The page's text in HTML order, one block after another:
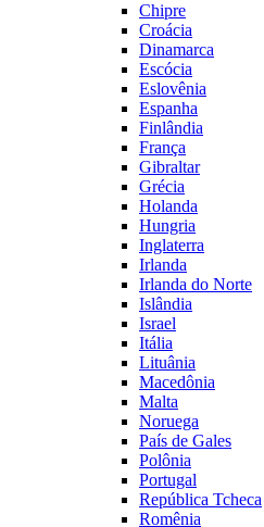
Chipre
Croácia
Dinamarca
Escócia
Eslovênia
Espanha
Finlândia
França
Gibraltar
Grécia
Holanda
Hungria
Inglaterra
Irlanda
Irlanda do Norte
Islândia
Israel
Itália
Lituânia
Macedônia
Malta
Noruega
País de Gales
Polônia
Portugal
República Tcheca
Romênia